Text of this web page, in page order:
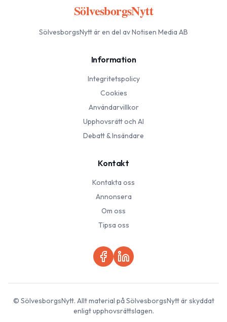
SölvesborgsNytt
SölvesborgsNyttär en del av Notisen Media AB
Information
Integritetspolicy
Cookies
Användarvillkor
Upphovsrätt och AI
Debatt & Insändare
Kontakt
Kontakta oss
Annonsera
Om oss
Tipsa oss
© SölvesborgsNytt. Allt material påSölvesborgsNyttär skyddat
enligt upphovsrättslagen.